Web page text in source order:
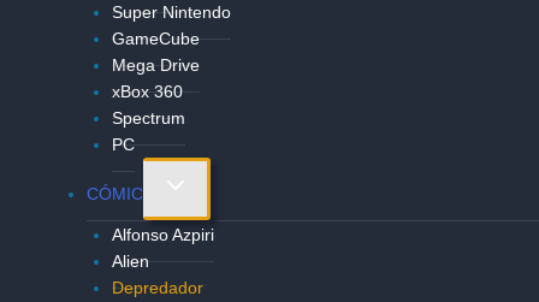
Super Nintendo
GameCube
Mega Drive
xBox 360
Spectrum
PC
CÓMIC
Alternar
menú
Alfonso Azpiri
Alien
Depredador